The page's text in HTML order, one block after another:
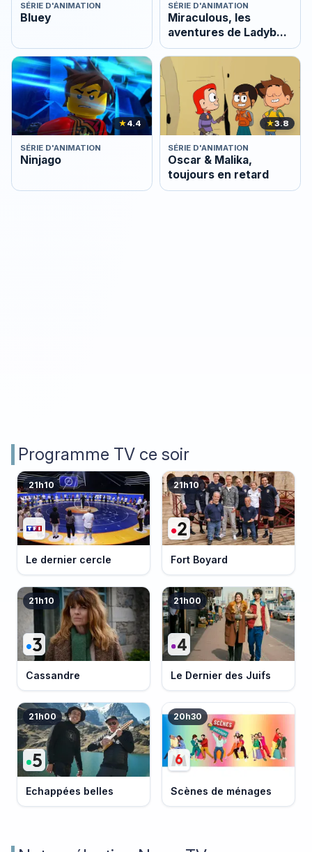
SÉRIE D'ANIMATION
Bluey
SÉRIE D'ANIMATION
Miraculous, les
aventures de Ladybug
et Chat Noir
★4.4
SÉRIE D'ANIMATION
Ninjago
★3.8
SÉRIE D'ANIMATION
Oscar & Malika,
toujours en retard
Programme TV ce soir
21h10
Le dernier cercle
21h10
Fort Boyard
21h10
Cassandre
21h00
Le Dernier des Juifs
21h00
Echappées belles
20h30
Scènes de ménages